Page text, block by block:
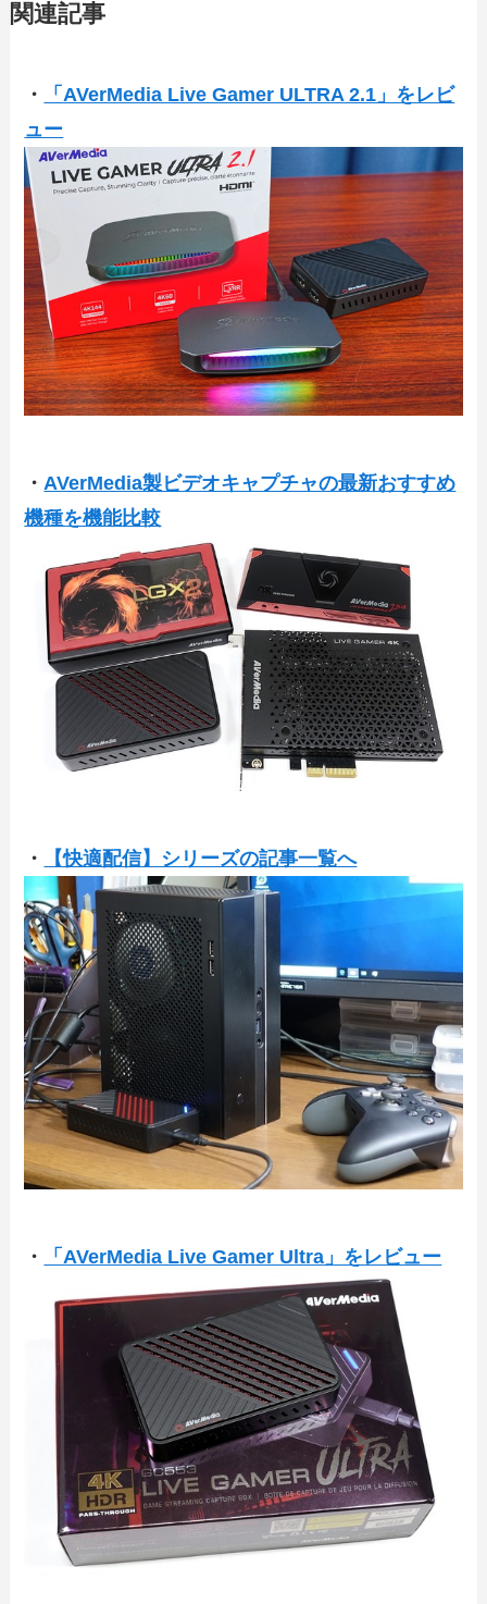
関連記事
・
「AVerMedia Live Gamer ULTRA 2.1」をレビ
ュー
・AVerMedia製ビデオキャプチャの最新おすすめ
機種を機能比較
・ 【快適配信】シリーズの記事一覧へ
・ 「AVerMedia Live Gamer Ultra」をレビュー